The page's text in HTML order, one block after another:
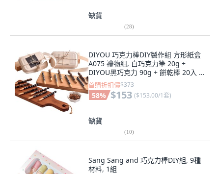
缺貨
(28)
DIYOU 巧克力棒DIY製作組 方形紙盒
A075 禮物組, 白巧克力筆 20g +
DIYOU黑巧克力 90g + 餅乾棒 20入 +
香脆餅乾 20g + 素面自黏袋 10入 + 紙
漿便當盒 2入 + 明信片 2入 + 紙繩, 1
套
首購折扣價$373
58% $153 ($153.00/1套)
缺貨
(10)
Sang Sang and 巧克力棒DIY組, 9種
材料, 1組